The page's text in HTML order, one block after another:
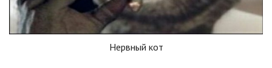
Нервный кот